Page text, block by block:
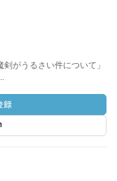
がうるさい件について」